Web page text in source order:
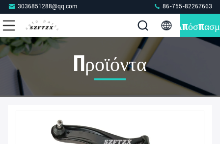
3036851288@qq.com 86-755-82267663
Προϊόντα